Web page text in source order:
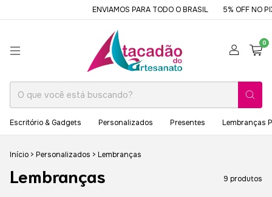
ENVIAMOS PARA TODO O BRASIL 5% OFF NO PIX
0
Escritório & Gadgets Personalizados Presentes Lembranças
Início > Personalizados > Lembranças
Lembranças 9 produtos